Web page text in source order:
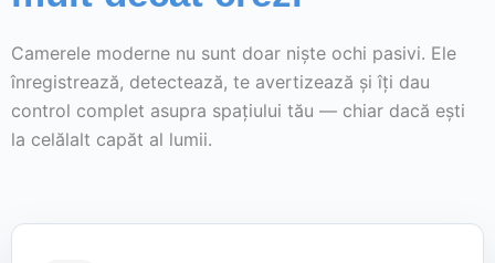
Camerele moderne nu sunt doar niște ochi pasivi. Ele
înregistrează, detectează, te avertizează și îți dau
control complet asupra spațiului tău — chiar dacă ești
la celălalt capăt al lumii.